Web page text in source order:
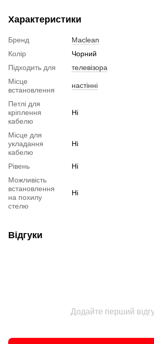
Характеристики
Бренд
Maclean
Колір
Чорний
Підходить для
телевізора
Місце
встановлення
настінні
Петлі для
кріплення
кабелю
Ні
Місце для
укладання
кабелю
Ні
Рівень
Ні
Можливість
встановлення
на похилу
стелю
Ні
Відгуки
Додайте перший